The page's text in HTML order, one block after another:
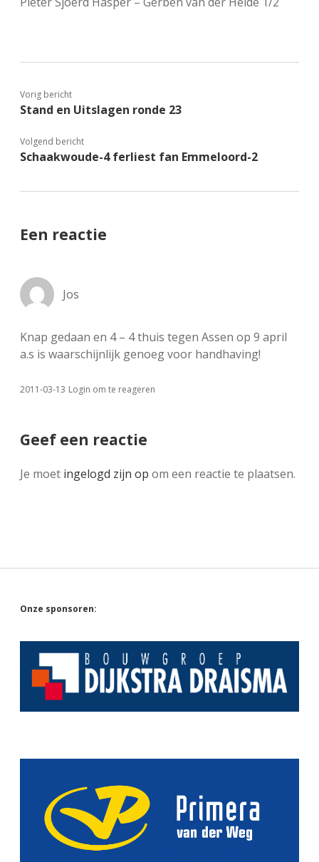
Vorig bericht
Stand en Uitslagen ronde 23
Volgend bericht
Schaakwoude-4 ferliest fan Emmeloord-2
Een reactie
Jos
Knap gedaan en 4 – 4 thuis tegen Assen op 9 april
a.s is waarschijnlijk genoeg voor handhaving!
2011-03-13 Login om te reageren
Geef een reactie
Je moet ingelogd zijn op om een reactie te plaatsen.
Sidebar
Onze sponsoren: